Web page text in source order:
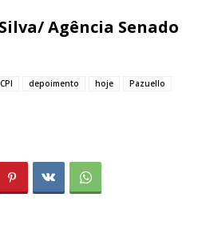
Agência Senado
CPI depoimento hoje
Pazuello